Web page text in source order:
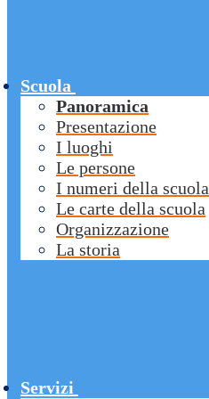
Scuola
Panoramica
Presentazione
I luoghi
Le persone
I numeri della scuola
Le carte della scuola
Organizzazione
La storia
Servizi